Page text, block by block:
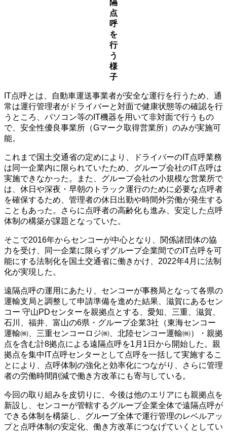
隔
点
呼
を
行
う
様
子
IT点呼とは、自動車運送事業者が安全な運行を行うため、通
常は運行管理者がドライバーと対面で健康状態等の確認を行
うところ、パソコン等のIT機器を用いて非対面で行うもの
で、安全性優良事業所（Gマーク取得営業所）のみが実施可
能。
これまで国土交通省の定めにより、ドライバーのIT点呼業務
は同一企業内に限られていたため、グループ会社のIT点呼は
実施できなかった。また、グループ会社の小規模な営業所で
は、休日や深夜・早朝のトラック運行のために必要な点呼者
を確保するため、管理者の休日出勤や時間外労働が発生する
こともあった。さらに点呼者の高齢化も進み、安定した点呼
体制の構築が課題となっていた。
そこで2016年からセンコーが中心となり、関係諸団体の協
力を受け、同一企業に限らずグループ企業間でのIT点呼を可
能にする法制化を国土交通省に働きかけ、2022年4月に法制
化が実現した。
遠隔点呼の運用にあたり、センコーが事務局となって各県の
運輸支局と調整して申請準備を進めた結果、滋賀にあるセン
コー 守山PDセンターを親拠点とする、愛知、三重、滋賀、
石川、福井、富山の6県・グループ企業3社（東海センコー
運輸㈱、三重センコーロジ㈱、北陸センコー運輸㈱）・親拠
点を含む計8拠点による遠隔点呼を1月1日から開始した。親
拠点を集中IT点呼センターとして点呼を一括して実施するこ
とにより、点呼体制の強化と効率化につながり、さらに管理
者の労働時間削減で働き方改革にも寄与している。
今回の取り組みを皮切りに、今後は他のエリアにも親拠点を
新設し、センコーが管轄するグループ企業全体で遠隔点呼が
できる体制を構築し、グループ全体で運行管理のレベルアッ
プと点呼体制の安定化、働き方改革につなげていくとしてい